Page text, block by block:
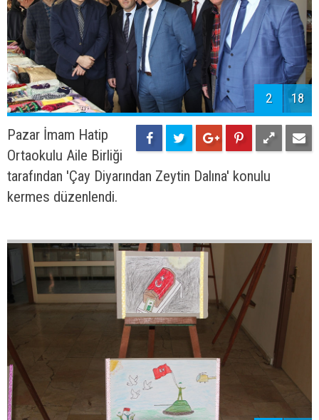
2 18
Pazar İmam Hatip
Ortaokulu Aile Birliği
tarafından 'Çay Diyarından Zeytin Dalına' konulu
kermes düzenlendi.